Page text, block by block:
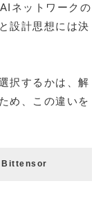
ネットワークの
設計思想には決
択するかは、解
め、この違いを
Bittensor